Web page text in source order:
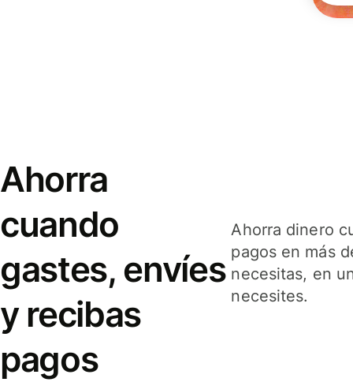
Ahorra
cuando
gastes, envíes
y recibas
pagos
Ahorra dinero
pagos en más
necesitas, en
necesites.